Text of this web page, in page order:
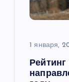
1 января,